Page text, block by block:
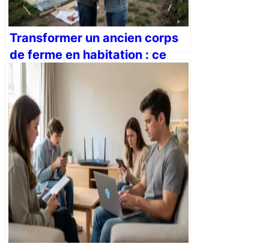
Transformer un ancien corps
de ferme en habitation : ce